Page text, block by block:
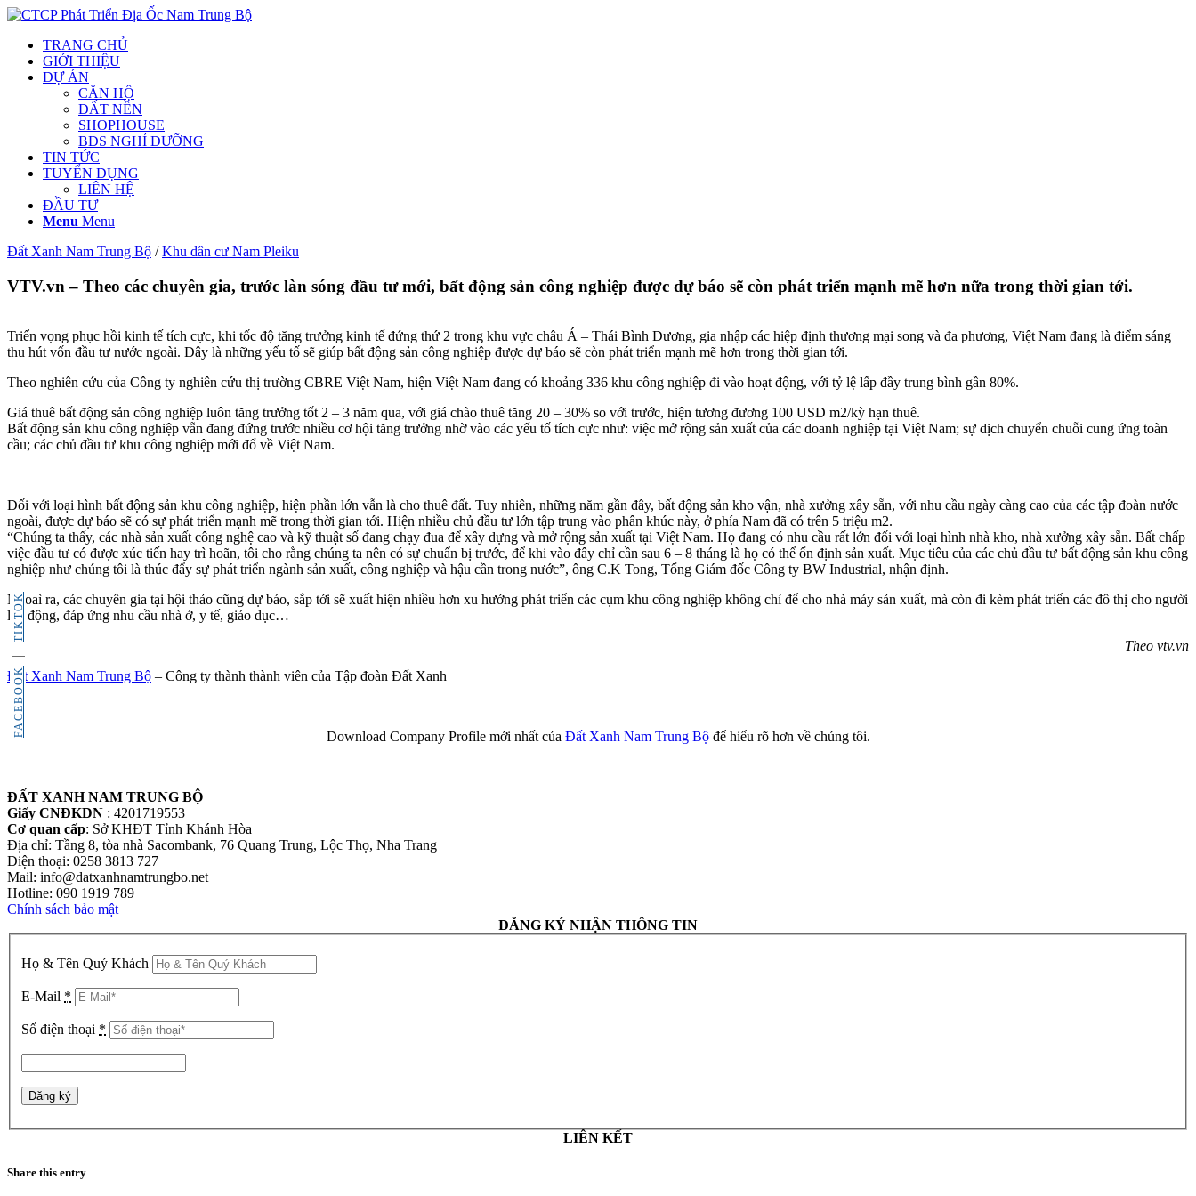
FACEBOOK
TIKTOK
TRANG CHỦ
GIỚI THIỆU
DỰ ÁN
CĂN HỘ
ĐẤT NỀN
SHOPHOUSE
BĐS NGHỈ DƯỠNG
TIN TỨC
TUYỂN DỤNG
LIÊN HỆ
ĐẦU TƯ
Menu Menu
Đất Xanh Nam Trung Bộ /Khu dân cư Nam Pleiku
VTV.vn – Theo các chuyên gia, trước làn sóng đầu tư mới, bất động sản công nghiệp được dự báo sẽ còn phát triển mạnh mẽ hơn nữa trong thời gian tới.
Triển vọng phục hồi kinh tế tích cực, khi tốc độ tăng trưởng kinh tế đứng thứ 2 trong khu vực châu Á – Thái Bình Dương, gia nhập các hiệp định thương mại song và đa phương, Việt Nam đang là điểm sáng
thu hút vốn đầu tư nước ngoài. Đây là những yếu tố sẽ giúp bất động sản công nghiệp được dự báo sẽ còn phát triển mạnh mẽ hơn trong thời gian tới.
Theo nghiên cứu của Công ty nghiên cứu thị trường CBRE Việt Nam, hiện Việt Nam đang có khoảng 336 khu công nghiệp đi vào hoạt động, với tỷ lệ lấp đầy trung bình gần 80%.
Giá thuê bất động sản công nghiệp luôn tăng trưởng tốt 2 – 3 năm qua, với giá chào thuê tăng 20 – 30% so với trước, hiện tương đương 100 USD m2/kỳ hạn thuê.
Bất động sản khu công nghiệp vẫn đang đứng trước nhiều cơ hội tăng trưởng nhờ vào các yếu tố tích cực như: việc mở rộng sản xuất của các doanh nghiệp tại Việt Nam; sự dịch chuyển chuỗi cung ứng toàn
cầu; các chủ đầu tư khu công nghiệp mới đổ về Việt Nam.
Đối với loại hình bất động sản khu công nghiệp, hiện phần lớn vẫn là cho thuê đất. Tuy nhiên, những năm gần đây, bất động sản kho vận, nhà xưởng xây sẵn, với nhu cầu ngày càng cao của các tập đoàn nước
ngoài, được dự báo sẽ có sự phát triển mạnh mẽ trong thời gian tới. Hiện nhiều chủ đầu tư lớn tập trung vào phân khúc này, ở phía Nam đã có trên 5 triệu m2.
“Chúng ta thấy, các nhà sản xuất công nghệ cao và kỹ thuật số đang chạy đua để xây dựng và mở rộng sản xuất tại Việt Nam. Họ đang có nhu cầu rất lớn đối với loại hình nhà kho, nhà xưởng xây sẵn. Bất chấp
việc đầu tư có được xúc tiến hay trì hoãn, tôi cho rằng chúng ta nên có sự chuẩn bị trước, để khi vào đây chỉ cần sau 6 – 8 tháng là họ có thể ổn định sản xuất. Mục tiêu của các chủ đầu tư bất động sản khu công
nghiệp như chúng tôi là thúc đẩy sự phát triển ngành sản xuất, công nghiệp và hậu cần trong nước”, ông C.K Tong, Tổng Giám đốc Công ty BW Industrial, nhận định.
Ngoaì ra, các chuyên gia tại hội thảo cũng dự báo, sắp tới sẽ xuất hiện nhiều hơn xu hướng phát triển các cụm khu công nghiệp không chỉ để cho nhà máy sản xuất, mà còn đi kèm phát triển các đô thị cho người
lao động, đáp ứng nhu cầu nhà ở, y tế, giáo dục…
Theo vtv.vn
Đất Xanh Nam Trung Bộ – Công ty thành thành viên của Tập đoàn Đất Xanh
Download Company Profile mới nhất của Đất Xanh Nam Trung Bộđể hiểu rõ hơn về chúng tôi.
ĐẤT XANH NAM TRUNG BỘ
Giấy CNĐKDN : 4201719553
Cơ quan cấp: Sở KHĐT Tỉnh Khánh Hòa
Địa chỉ: Tầng 8, tòa nhà Sacombank, 76 Quang Trung, Lộc Thọ, Nha Trang
Điện thoại: 0258 3813 727
Mail: info@datxanhnamtrungbo.net
Hotline: 090 1919 789
Chính sách bảo mật
ĐĂNG KÝ NHẬN THÔNG TIN
Họ & Tên Quý Khách
E-Mail *
Số điện thoại *
LIÊN KẾT
Share this entry